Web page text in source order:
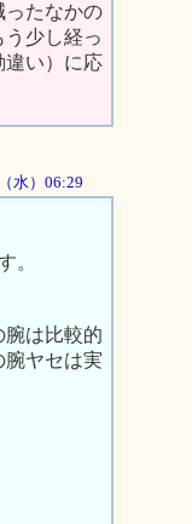
ったなかの
少し経っ
違い）に応
水）06:29
。
腕は比較的
ヤセは実